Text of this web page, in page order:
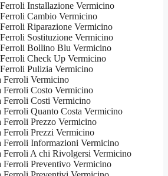
Installazione Vermicino
Cambio Vermicino
Riparazione Vermicino
Sostituzione Vermicino
Ferroli Bollino Blu Vermicino
Check Up Vermicino
Pulizia Vermicino
Ferroli Vermicino
Ferroli Costo Vermicino
Ferroli Costi Vermicino
Ferroli Quanto Costa Vermicino
Ferroli Prezzo Vermicino
Ferroli Prezzi Vermicino
Ferroli Informazioni Vermicino
Ferroli A chi Rivolgersi Vermicino
Ferroli Preventivo Vermicino